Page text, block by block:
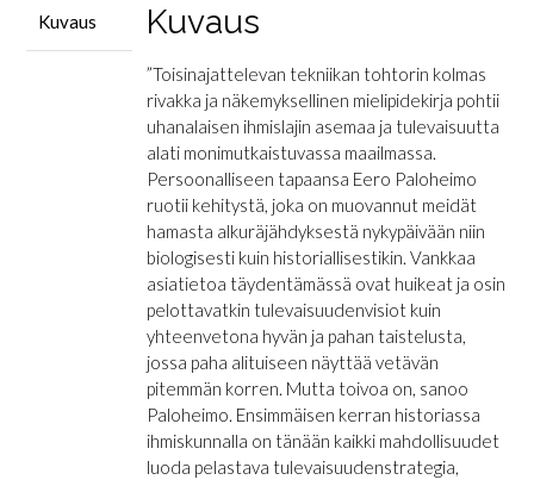
Kuvaus Kuvaus
”Toisinajattelevan tekniikan tohtorin kolmas
rivakka ja näkemyksellinen mielipidekirja pohtii
uhanalaisen ihmislajin asemaa ja tulevaisuutta
alati monimutkaistuvassa maailmassa.
Persoonalliseen tapaansa Eero Paloheimo
ruotii kehitystä, joka on muovannut meidät
hamasta alkuräjähdyksestä nykypäivään niin
biologisesti kuin historiallisestikin. Vankkaa
asiatietoa täydentämässä ovat huikeat ja osin
pelottavatkin tulevaisuudenvisiot kuin
yhteenvetona hyvän ja pahan taistelusta,
jossa paha alituiseen näyttää vetävän
pitemmän korren. Mutta toivoa on, sanoo
Paloheimo. Ensimmäisen kerran historiassa
ihmiskunnalla on tänään kaikki mahdollisuudet
luoda pelastava tulevaisuudenstrategia,